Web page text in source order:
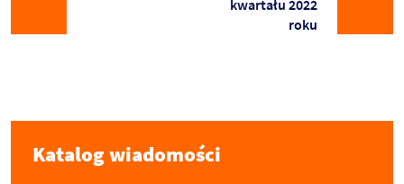
kwartału 2022
roku
Katalog wiadomości